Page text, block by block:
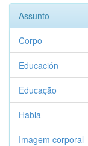
Assunto
Corpo
Educación
Educação
Habla
Imagem corporal